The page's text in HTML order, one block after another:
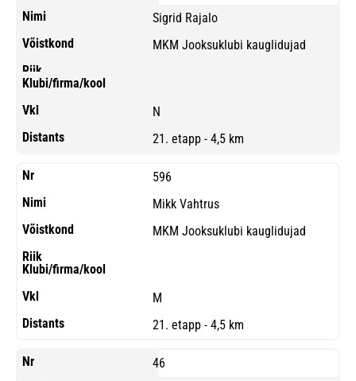
Sigrid Rajalo
MKM Jooksuklubi kauglidujad
N
21. etapp - 4,5 km
596
Mikk Vahtrus
MKM Jooksuklubi kauglidujad
M
21. etapp - 4,5 km
46